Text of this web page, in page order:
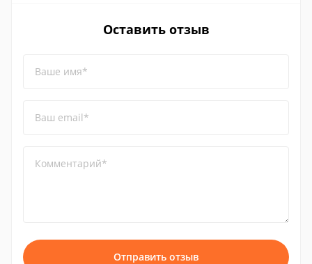
Оставить отзыв
Ваше имя*
Ваш email*
Комментарий*
Отправить отзыв